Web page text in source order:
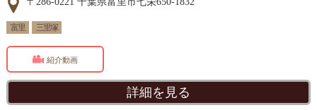
富里 三里塚
紹介動画
詳細を見る